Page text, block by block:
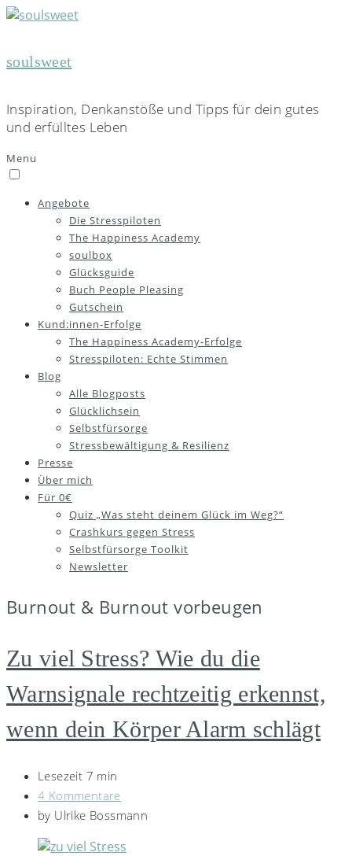
soulsweet
Inspiration, Denkanstöße und Tipps für dein gutes
und erfülltes Leben
Menu
Angebote
Die Stresspiloten
The Happiness Academy
soulbox
Glücksguide
Buch People Pleasing
Gutschein
Kund:innen-Erfolge
The Happiness Academy-Erfolge
Stresspiloten: Echte Stimmen
Blog
Alle Blogposts
Glücklichsein
Selbstfürsorge
Stressbewältigung & Resilienz
Presse
Über mich
Für 0€
Quiz „Was steht deinem Glück im Weg?“
Crashkurs gegen Stress
Selbstfürsorge Toolkit
Newsletter
Burnout & Burnout vorbeugen
Zu viel Stress? Wie du die
Warnsignale rechtzeitig erkennst,
wenn dein Körper Alarm schlägt
Lesezeit 7 min
4 Kommentare
by Ulrike Bossmann